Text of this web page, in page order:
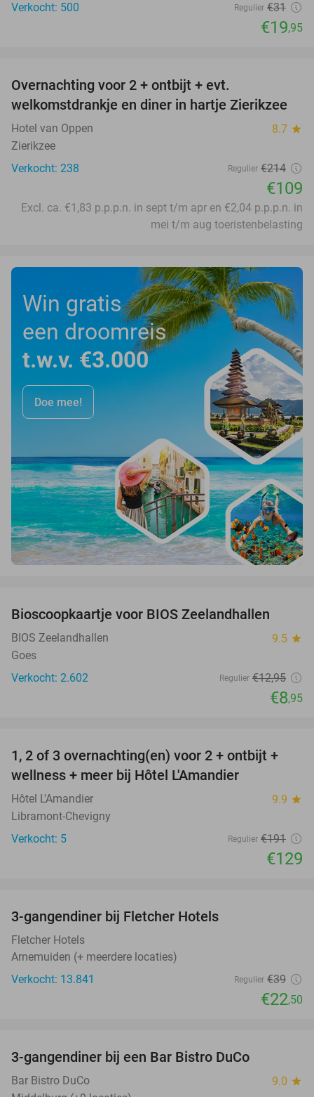
Verkocht: 500
Regulier €31
€19,95
Overnachting voor 2 + ontbijt + evt.
welkomstdrankje en diner in hartje Zierikzee
Hotel van Oppen 8.7 star
Zierikzee
Verkocht: 238
Regulier €214
€109
Excl. ca. €1,83 p.p.p.n. in sept t/m apr en €2,04 p.p.p.n. in
mei t/m aug toeristenbelasting
Win gratis
een droomreis
t.w.v. €3.000
Doe mee!
Bioscoopkaartje voor BIOS Zeelandhallen
BIOS Zeelandhallen 9.5 star
Goes
Verkocht: 2.602
Regulier €12,95
€8,95
32%
TODAY
1, 2 of 3 overnachting(en) voor 2 + ontbijt +
wellness + meer bij Hôtel L'Amandier
Hôtel L'Amandier 9.9 star
Libramont-Chevigny
Verkocht: 5
Regulier €191
€129
3-gangendiner bij Fletcher Hotels
Fletcher Hotels
Arnemuiden (+ meerdere locaties)
Verkocht: 13.841
Regulier €39
€22,50
3-gangendiner bij een Bar Bistro DuCo
Bar Bistro DuCo 9.0 star